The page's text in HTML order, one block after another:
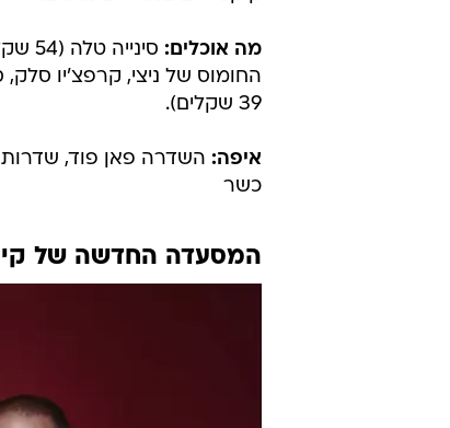
מה אוכלים:
39 שקלים).
איפה:
כשר
המסעדה החדשה של